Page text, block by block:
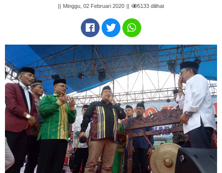
Minggu, 02 Februari 2020 5133 dilihat